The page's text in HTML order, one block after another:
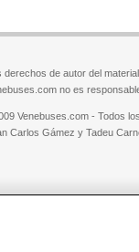
derechos de autor del
no es
Venebuses.com - Todos
Carlos Gámez y Tadeu